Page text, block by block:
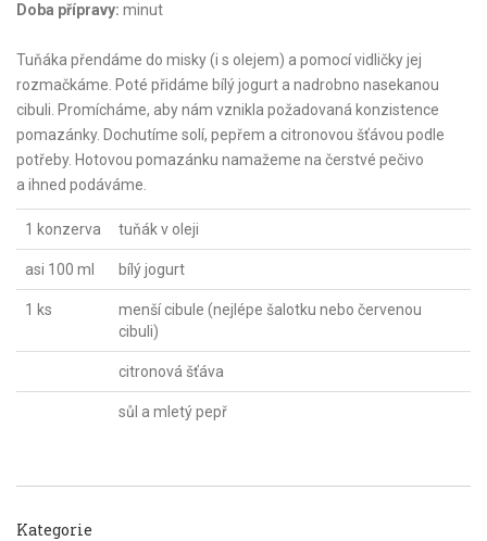
Doba přípravy: minut
Tuňáka přendáme do misky (i s olejem) a pomocí vidličky jej
rozmačkáme. Poté přidáme bílý jogurt a nadrobno nasekanou
cibuli. Promícháme, aby nám vznikla požadovaná konzistence
pomazánky. Dochutíme solí, pepřem a citronovou šťávou podle
potřeby. Hotovou pomazánku namažeme na čerstvé pečivo
a ihned podáváme.
1 konzerva tuňák v oleji
asi 100 ml bílý jogurt
1 ks
menší cibule (nejlépe šalotku nebo červenou
cibuli)
citronová šťáva
sůl a mletý pepř
Kategorie